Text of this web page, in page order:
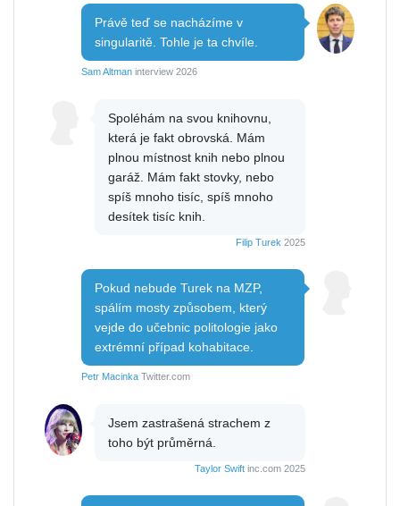
Právě teď se nacházíme v
singularitě. Tohle je ta chvíle.
Sam Altman interview 2026
Spoléhám na svou knihovnu,
která je fakt obrovská. Mám
plnou místnost knih nebo plnou
garáž. Mám fakt stovky, nebo
spíš mnoho tisíc, spíš mnoho
desítek tisíc knih.
Filip Turek 2025
Pokud nebude Turek na MZP,
spálím mosty způsobem, který
vejde do učebnic politologie jako
extrémní případ kohabitace.
Petr Macinka Twitter.com
Jsem zastrašená strachem z
toho být průměrná.
Taylor Swift inc.com 2025